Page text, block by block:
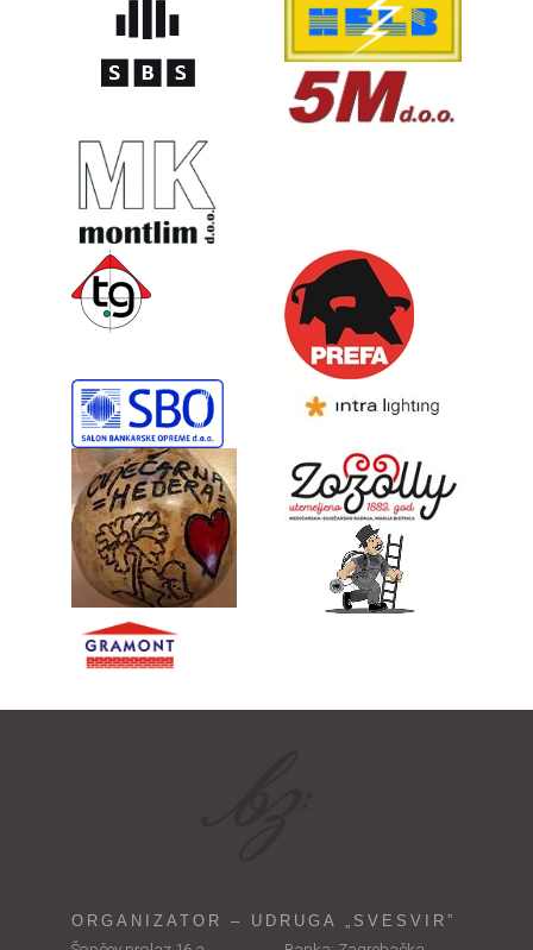
ORGANIZATOR – UDRUGA „SVESVIR”